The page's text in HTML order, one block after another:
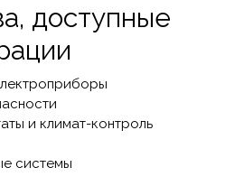
доступные
и климат-контроль
системы